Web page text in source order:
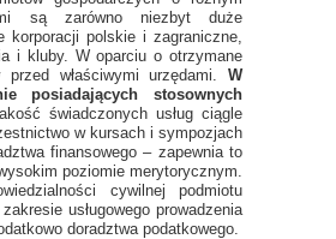
są zarówno niezbyt duże
korporacji polskie i zagraniczne,
i kluby. W oparciu o otrzymane
właściwymi urzędami.
W
posiadających stosownych
świadczonych usług ciągle
w kursach i sympozjach
finansowego – zapewnia to
poziomie merytorycznym.
cywilnej podmiotu
usługowego prowadzenia
doradztwa podatkowego.